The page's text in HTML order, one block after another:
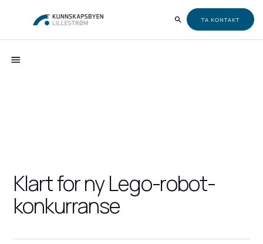
TA KONTAKT
Klart for ny Lego-robot-
konkurranse